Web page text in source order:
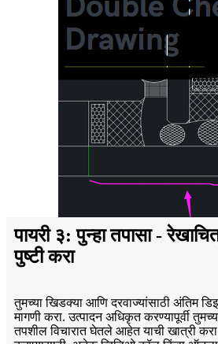
पायरी ३: पुन्हा तपासा -
पुष्टी करा
तुमच्या खिडक्या आणि दरवाज्यांसाठी अंतिम
मागणी करा. उत्पादन अधिकृत करण्यापूर्वी
तपशील विचारात घेतले आहेत याची खात्री